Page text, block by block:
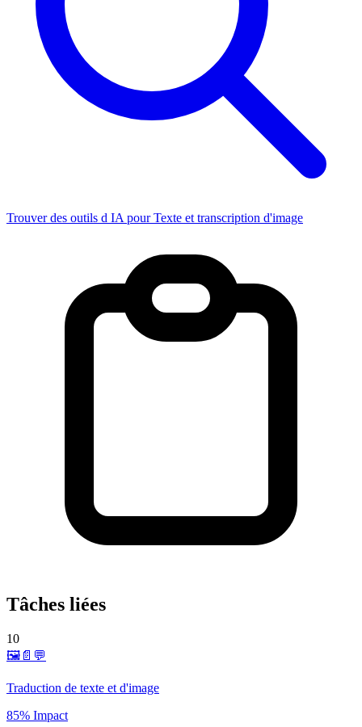
Trouver des outils d IA pour Texte et transcription d'image
Tâches liées
10
🖼️📄💬
Traduction de texte et d'image
85% Impact